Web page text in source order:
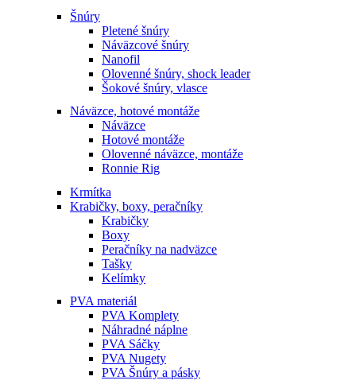
Šnúry
Pletené šnúry
Náväzcové šnúry
Nanofil
Olovenné šnúry, shock leader
Šokové šnúry, vlasce
Náväzce, hotové montáže
Náväzce
Hotové montáže
Olovenné náväzce, montáže
Ronnie Rig
Krmítka
Krabičky, boxy, peračníky
Krabičky
Boxy
Peračníky na nadväzce
Tašky
Kelímky
PVA materiál
PVA Komplety
Náhradné náplne
PVA Sáčky
PVA Nugety
PVA Šnúry a pásky